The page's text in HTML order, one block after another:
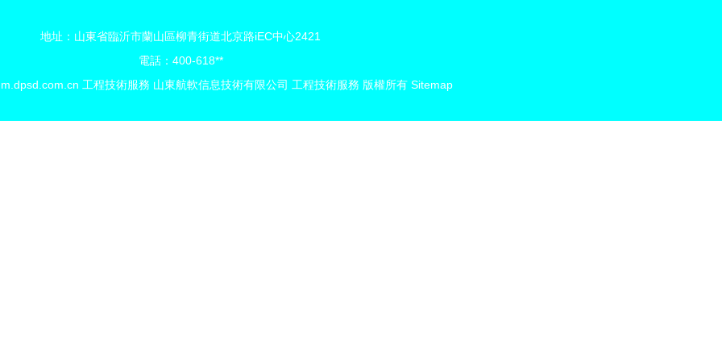
地址：山東省臨沂市蘭山區柳青街道北京路iEC中心2421
電話：400-618**
m.dpsd.com.cn 工程技術服務 山東航軟信息技術有限公司 工程技術服務 版權所有 Sitemap